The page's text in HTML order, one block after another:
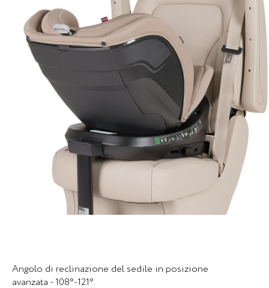
Angolo di reclinazione del sedile in posizione
avanzata - 108°-121°.